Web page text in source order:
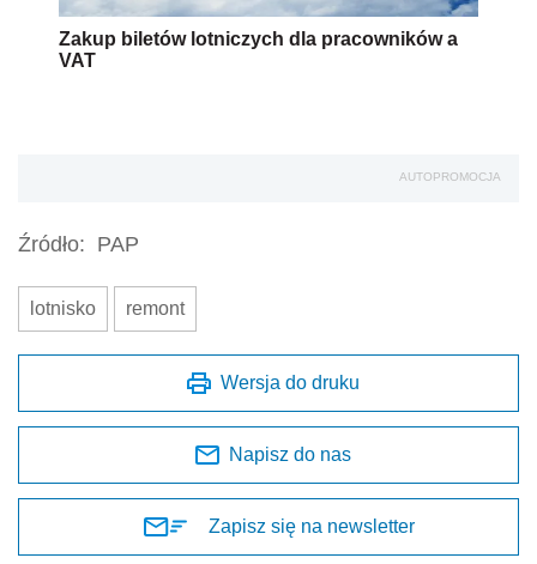
Zakup biletów lotniczych dla pracowników a
VAT
AUTOPROMOCJA
Źródło: PAP
lotnisko remont
Wersja do druku
Napisz do nas
Zapisz się na newsletter